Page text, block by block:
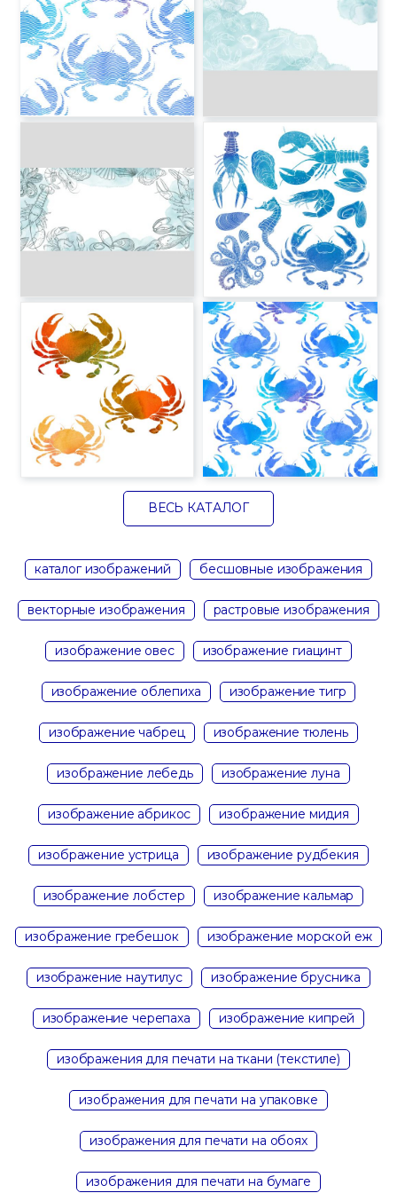
ВЕСЬ КАТАЛОГ
каталог изображений бесшовные изображения
векторные изображения растровые изображения
изображение овес изображение гиацинт
изображение облепиха изображение тигр
изображение чабрец изображение тюлень
изображение лебедь изображение луна
изображение абрикос изображение мидия
изображение устрица изображение рудбекия
изображение лобстер изображение кальмар
изображение гребешок изображение морской еж
изображение наутилус изображение брусника
изображение черепаха изображение кипрей
изображения для печати на ткани (текстиле)
изображения для печати на упаковке
изображения для печати на обоях
изображения для печати на бумаге